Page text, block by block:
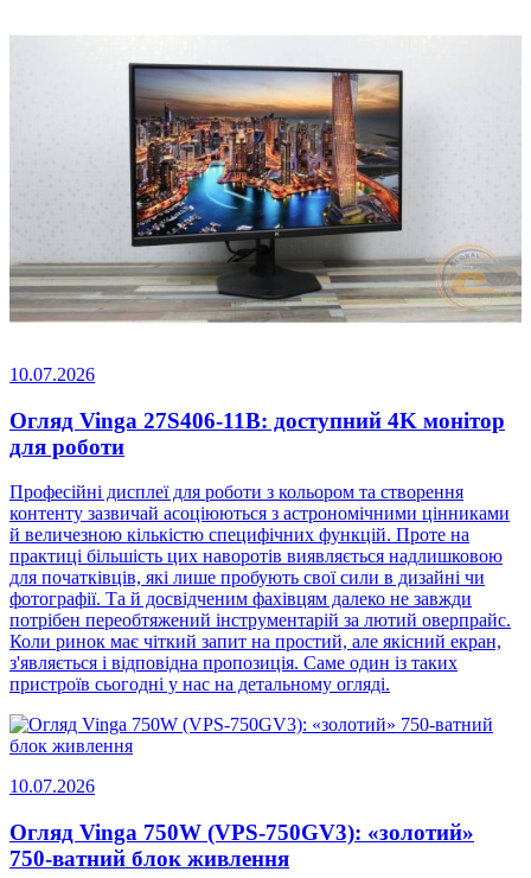
10.07.2026
Огляд Vinga 27S406-11B: доступний 4K монітор
для роботи
Професійні дисплеї для роботи з кольором та створення
контенту зазвичай асоціюються з астрономічними цінниками
й величезною кількістю специфічних функцій. Проте на
практиці більшість цих наворотів виявляється надлишковою
для початківців, які лише пробують свої сили в дизайні чи
фотографії. Та й досвідченим фахівцям далеко не завжди
потрібен переобтяжений інструментарій за лютий оверпрайс.
Коли ринок має чіткий запит на простий, але якісний екран,
з'являється і відповідна пропозиція. Саме один із таких
пристроїв сьогодні у нас на детальному огляді.
10.07.2026
Огляд Vinga 750W (VPS-750GV3): «золотий»
750-ватний блок живлення